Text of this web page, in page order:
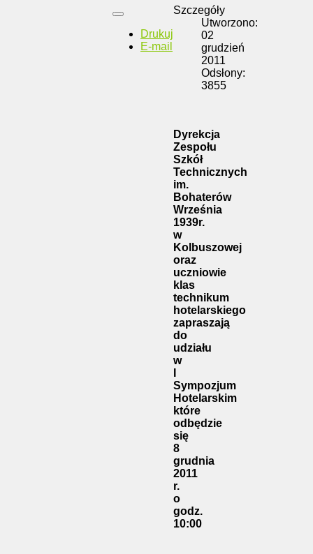
Drukuj
E-mail
Szczegóły
Utworzono:
02
grudzień
2011
Odsłony:
3855
Dyrekcja
Zespołu
Szkół
Technicznych
im.
Bohaterów
Września
1939r.
w
Kolbuszowej
oraz
uczniowie
klas
technikum
hotelarskiego
zapraszają
do
udziału
w
Sympozjum
Hotelarskim
które
odbędzie
się
8
grudnia
2011
r.
o
godz.
10:00